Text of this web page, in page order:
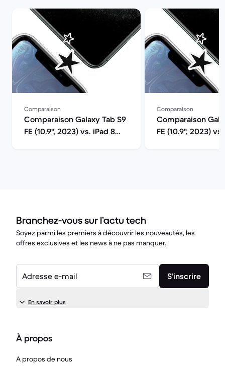
Comparaison
Comparaison Galaxy Tab S9
FE (10.9", 2023) vs. iPad 8
Comparaison
Comparaison
FE (10.9", 2023)
Branchez-vous sur l’actu tech
Soyez parmi les premiers à découvrir les nouveautés, les
offres exclusives et les news à ne pas manquer.
Adresse e-mail S’inscrire
En savoir plus
À propos
A propos de nous